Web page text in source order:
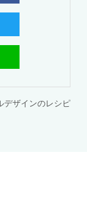
デザインのレシピ